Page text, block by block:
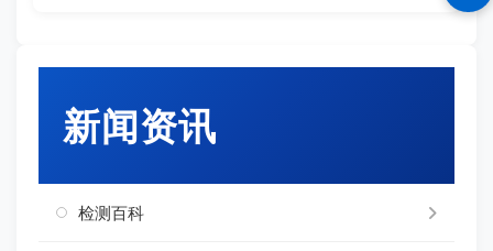
新闻资讯
检测百科